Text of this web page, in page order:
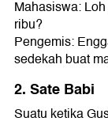
Mahasiswa:
ribu?
Pengemis:
sedekah buat
2. Sate Babi
Suatu ketika